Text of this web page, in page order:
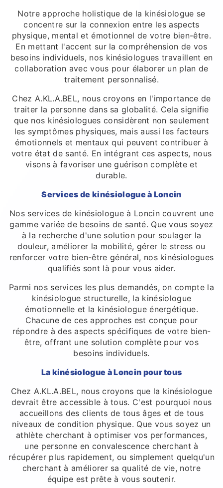
Notre approche holistique de la kinésiologue se
concentre sur la connexion entre les aspects
physique, mental et émotionnel de votre bien-être.
En mettant l'accent sur la compréhension de vos
besoins individuels, nos kinésiologues travaillent en
collaboration avec vous pour élaborer un plan de
traitement personnalisé.
Chez A.KL.A.BEL, nous croyons en l'importance de
traiter la personne dans sa globalité. Cela signifie
que nos kinésiologues considèrent non seulement
les symptômes physiques, mais aussi les facteurs
émotionnels et mentaux qui peuvent contribuer à
votre état de santé. En intégrant ces aspects, nous
visons à favoriser une guérison complète et
durable.
Services de kinésiologue à Loncin
Nos services de kinésiologue à Loncin couvrent une
gamme variée de besoins de santé. Que vous soyez
à la recherche d'une solution pour soulager la
douleur, améliorer la mobilité, gérer le stress ou
renforcer votre bien-être général, nos kinésiologues
qualifiés sont là pour vous aider.
Parmi nos services les plus demandés, on compte la
kinésiologue structurelle, la kinésiologue
émotionnelle et la kinésiologue énergétique.
Chacune de ces approches est conçue pour
répondre à des aspects spécifiques de votre bien-
être, offrant une solution complète pour vos
besoins individuels.
La kinésiologue à Loncin pour tous
Chez A.KL.A.BEL, nous croyons que la kinésiologue
devrait être accessible à tous. C'est pourquoi nous
accueillons des clients de tous âges et de tous
niveaux de condition physique. Que vous soyez un
athlète cherchant à optimiser vos performances,
une personne en convalescence cherchant à
récupérer plus rapidement, ou simplement quelqu'un
cherchant à améliorer sa qualité de vie, notre
équipe est prête à vous soutenir.